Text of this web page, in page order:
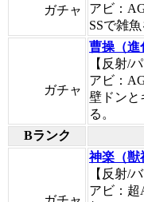
ガチャ
アビ：
SSで雑
ガチャ
曹操（進
【反射/
アビ：
壁ドンと
る。
Bランク
神楽（獣
【反射/
アビ：超